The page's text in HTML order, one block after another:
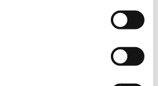
til at være vindstille og med sol på
enkelte blev set, skudt efter og en
var der meget råvildt i skoven og vi
god skydning fra skytterne blev der